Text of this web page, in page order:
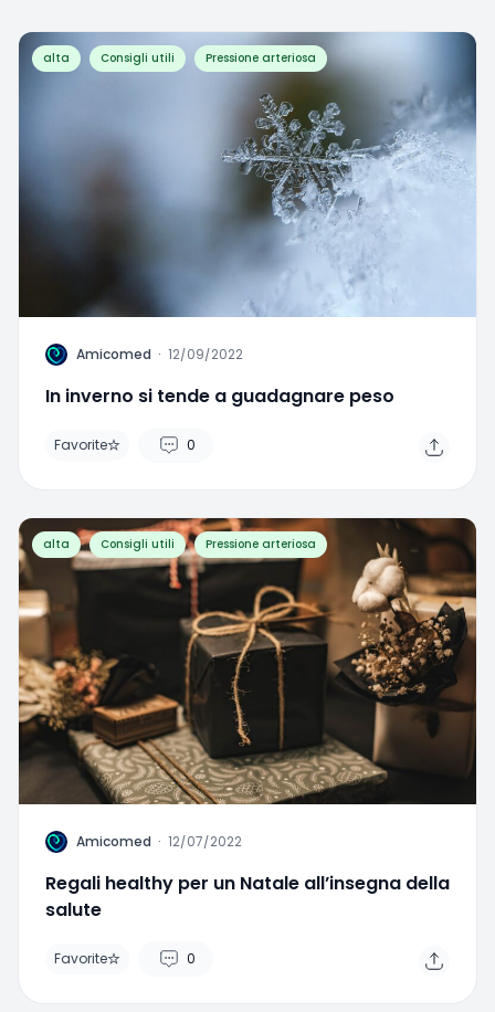
alta Consigli utili Pressione arteriosa
A Amicomed · 12/09/2022
In inverno si tende a guadagnare peso
Favorite 0
alta Consigli utili Pressione arteriosa
A Amicomed · 12/07/2022
Regali healthy per un Natale all’insegna della
salute
Favorite 0